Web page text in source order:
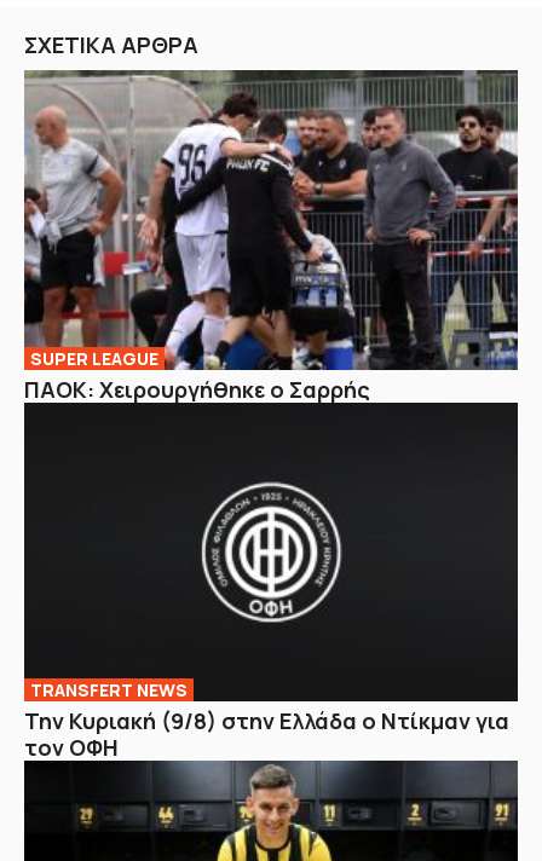
ΣΧΕΤΙΚΑ ΑΡΘΡΑ
SUPER LEAGUE
ΠΑΟΚ: Χειρουργήθηκε ο Σαρρής
TRANSFERT NEWS
Την Κυριακή (9/8) στην Ελλάδα ο Ντίκμαν για
τον ΟΦΗ